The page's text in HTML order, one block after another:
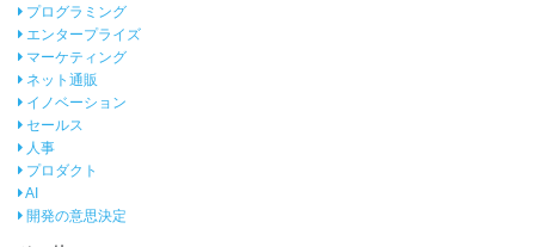
プログラミング
エンタープライズ
マーケティング
ネット通販
イノベーション
セールス
人事
プロダクト
AI
開発の意思決定